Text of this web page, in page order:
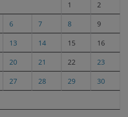
1 2
6 7 8 9
13 14 15 16
20 21 22 23
27 28 29 30